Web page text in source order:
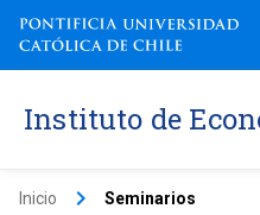
Instituto de
Inicio keyboard_arrow_right Seminarios